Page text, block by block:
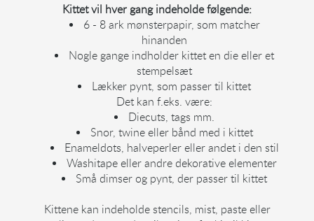
Kittet vil hver gang indeholde følgende:
6 - 8 ark mønsterpapir, som matcher
hinanden
Nogle gange indholder kittet en die eller et
stempelsæt
Lækker pynt, som passer til kittet
Det kan f.eks. være:
Diecuts, tags mm.
Snor, twine eller bånd med i kittet
Enameldots, halveperler eller andet i den stil
Washitape eller andre dekorative elementer
Små dimser og pynt, der passer til kittet
Kittene kan indeholde stencils, mist, paste eller